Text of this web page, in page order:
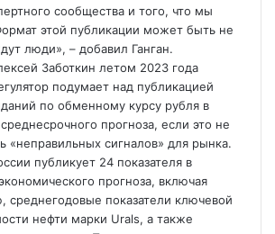
сообщества и того, что мы
этой публикации может быть не
люди», – добавил Ганган.
Заботкин летом 2023 года
подумает над публикацией
по обменному курсу рубля в
прогноза, если это не
«неправильных сигналов» для рынка.
публикует 24 показателя в
прогноза, включая
среднегодовые показатели ключевой
нефти марки Urals, а также